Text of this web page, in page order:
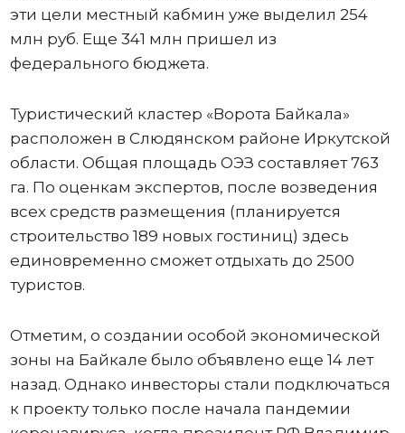
эти цели местный кабмин уже выделил 254
млн руб. Еще 341 млн пришел из
федерального бюджета.
Туристический кластер «Ворота Байкала»
расположен в Слюдянском районе Иркутской
области. Общая площадь ОЭЗ составляет 763
га. По оценкам экспертов, после возведения
всех средств размещения (планируется
строительство 189 новых гостиниц) здесь
единовременно сможет отдыхать до 2500
туристов.
Отметим, о создании особой экономической
зоны на Байкале было объявлено еще 14 лет
назад. Однако инвесторы стали подключаться
к проекту только после начала пандемии